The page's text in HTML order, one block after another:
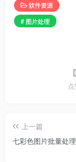
软件资源
# 图片处理
上一篇
七彩色图片批量处